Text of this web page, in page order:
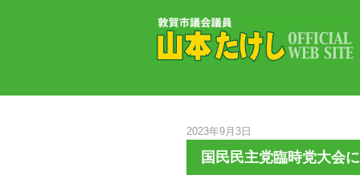
2023年9月3日
国民民主党臨時党大会